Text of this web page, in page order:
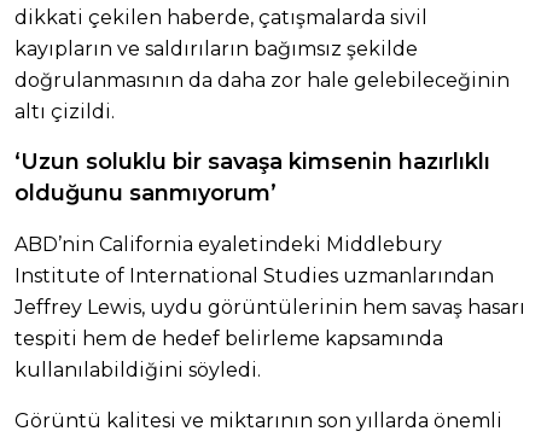
dikkati çekilen haberde, çatışmalarda sivil
kayıpların ve saldırıların bağımsız şekilde
doğrulanmasının da daha zor hale gelebileceğinin
altı çizildi.
‘Uzun soluklu bir savaşa kimsenin hazırlıklı
olduğunu sanmıyorum’
ABD’nin California eyaletindeki Middlebury
Institute of International Studies uzmanlarından
Jeffrey Lewis, uydu görüntülerinin hem savaş hasarı
tespiti hem de hedef belirleme kapsamında
kullanılabildiğini söyledi.
Görüntü kalitesi ve miktarının son yıllarda önemli